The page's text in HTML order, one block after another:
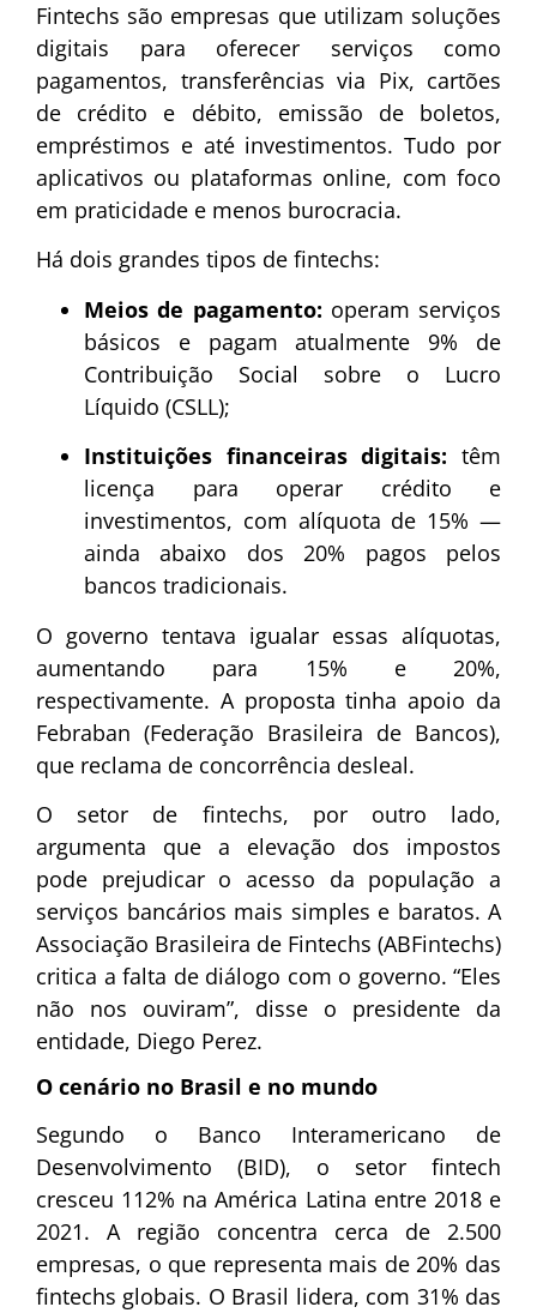
Fintechs são empresas que utilizam soluções
digitais para oferecer serviços como
pagamentos, transferências via Pix, cartões
de crédito e débito, emissão de boletos,
empréstimos e até investimentos. Tudo por
aplicativos ou plataformas online, com foco
em praticidade e menos burocracia.
Há dois grandes tipos de fintechs:
Meios de pagamento: operam serviços
básicos e pagam atualmente 9% de
Contribuição Social sobre o Lucro
Líquido (CSLL);
Instituições financeiras digitais: têm
licença para operar crédito e
investimentos, com alíquota de 15% —
ainda abaixo dos 20% pagos pelos
bancos tradicionais.
O governo tentava igualar essas alíquotas,
aumentando para 15% e 20%,
respectivamente. A proposta tinha apoio da
Febraban (Federação Brasileira de Bancos),
que reclama de concorrência desleal.
O setor de fintechs, por outro lado,
argumenta que a elevação dos impostos
pode prejudicar o acesso da população a
serviços bancários mais simples e baratos. A
Associação Brasileira de Fintechs (ABFintechs)
critica a falta de diálogo com o governo. “Eles
não nos ouviram”, disse o presidente da
entidade, Diego Perez.
O cenário no Brasil e no mundo
Segundo o Banco Interamericano de
Desenvolvimento (BID), o setor fintech
cresceu 112% na América Latina entre 2018 e
2021. A região concentra cerca de 2.500
empresas, o que representa mais de 20% das
fintechs globais. O Brasil lidera, com 31% das